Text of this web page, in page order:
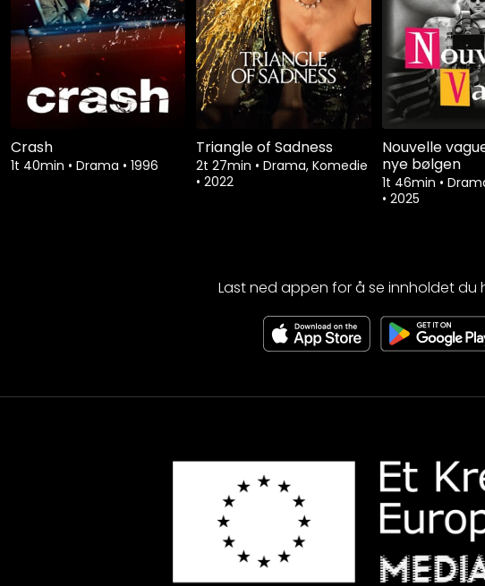
Crash
1t 40min • Drama • 1996
Triangle of Sadness
2t 27min • Drama, Komedie
• 2022
Nouvelle
nye bølgen
1t 46min •
• 2025
Last ned appen for å se innholdet du